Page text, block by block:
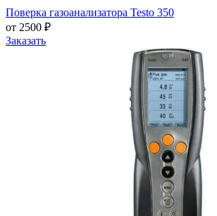
Поверка газоанализатора Testo 350
от 2500 ₽
Заказать